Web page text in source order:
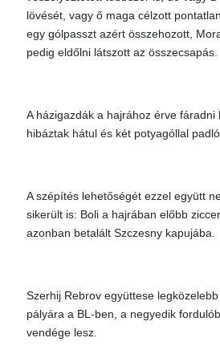
lövését, vagy ő maga célzott
egy gólpasszt azért összehozott,
pedig eldőlni látszott az összecsapás.
A házigazdák a hajrához érve fáradni
hibáztak hátul és két potyagóllal
A szépítés lehetőségét ezzel együtt
sikerült is: Boli a hajrában előbb
azonban betalált Szczesny kapujába.
Szerhij Rebrov együttese
pályára a BL-ben, a negyedik
vendége lesz.